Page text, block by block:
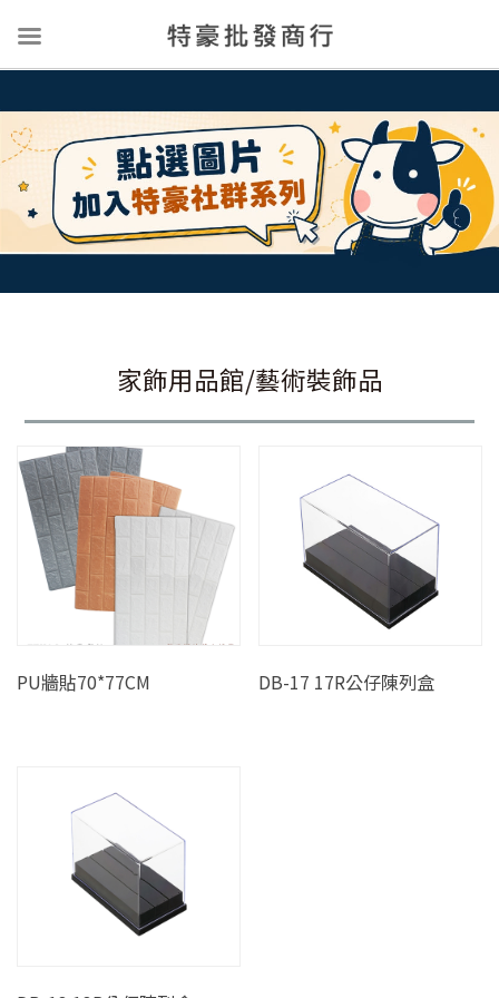
家飾用品館/藝術裝飾品
PU牆貼70*77CM DB-17 17R公仔陳列盒